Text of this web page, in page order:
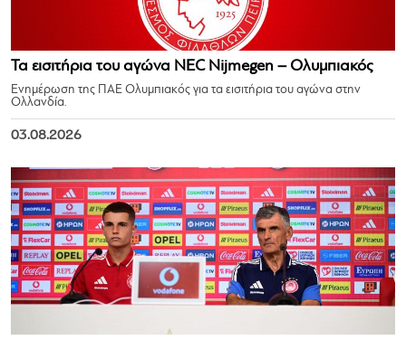
Τα εισιτήρια του αγώνα NEC Nijmegen – Ολυμπιακός
Ενημέρωση της ΠΑΕ Ολυμπιακός για τα εισιτήρια του αγώνα στην
Ολλανδία.
03.08.2026